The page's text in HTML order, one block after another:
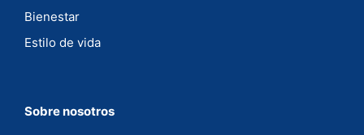
Bienestar
Estilo de vida
Sobre nosotros